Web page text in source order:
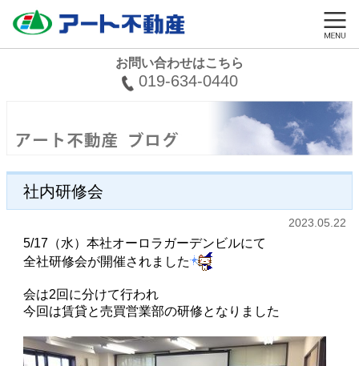
お問い合わせはこちら
019-634-0440
社内研修会
2023.05.22
5/17（水）本社オーロラガーデンビルにて
全社研修会が開催されました
会は2回に分けて行われ
今回は賃貸と売買営業部の研修となりました